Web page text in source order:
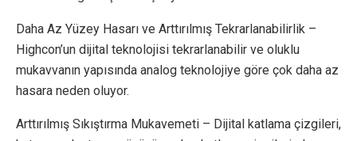
Daha Az Yüzey Hasarı ve Arttırılmış Tekrarlanabilirlik –
Highcon’un dijital teknolojisi tekrarlanabilir ve oluklu
mukavvanın yapısında analog teknolojiye göre çok daha az
hasara neden oluyor.
Arttırılmış Sıkıştırma Mukavemeti – Dijital katlama çizgileri,